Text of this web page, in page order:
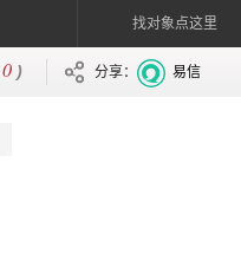
找对象点这里
0 ) 分享： 易信